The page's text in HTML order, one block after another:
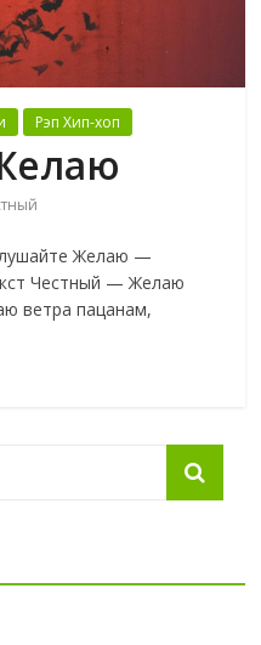
Рэп Хип-хоп
Желаю —
Честный — Желаю
ветра пацанам,